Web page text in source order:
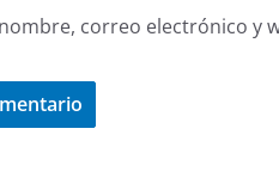
correo electrónico y